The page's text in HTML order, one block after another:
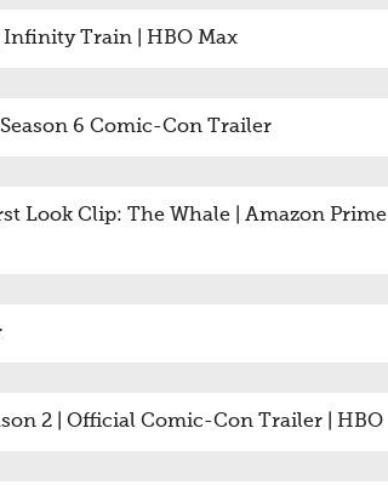
Infinity Train | HBO Max
6 Comic-Con Trailer
Look Clip: The Whale | Amazon Prime
2 | Official Comic-Con Trailer | HBO